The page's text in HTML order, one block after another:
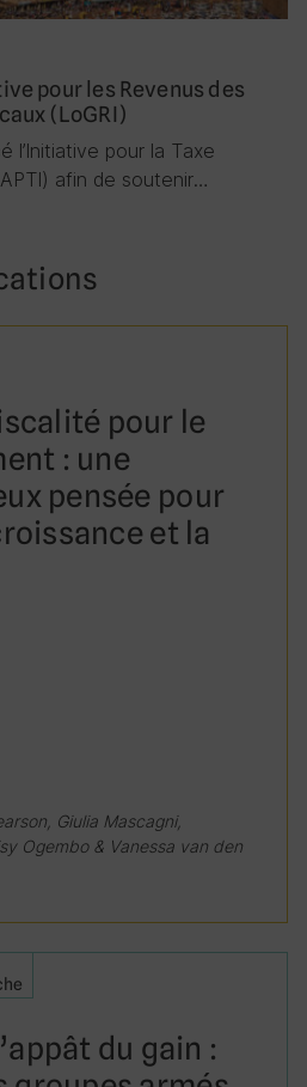
pour les Revenus des
(LoGRI)
l’Initiative pour la Taxe
afin de soutenir…
pour le
: une
pensée pour
et la
Giulia Mascagni,
Ogembo & Vanessa van den
du gain :